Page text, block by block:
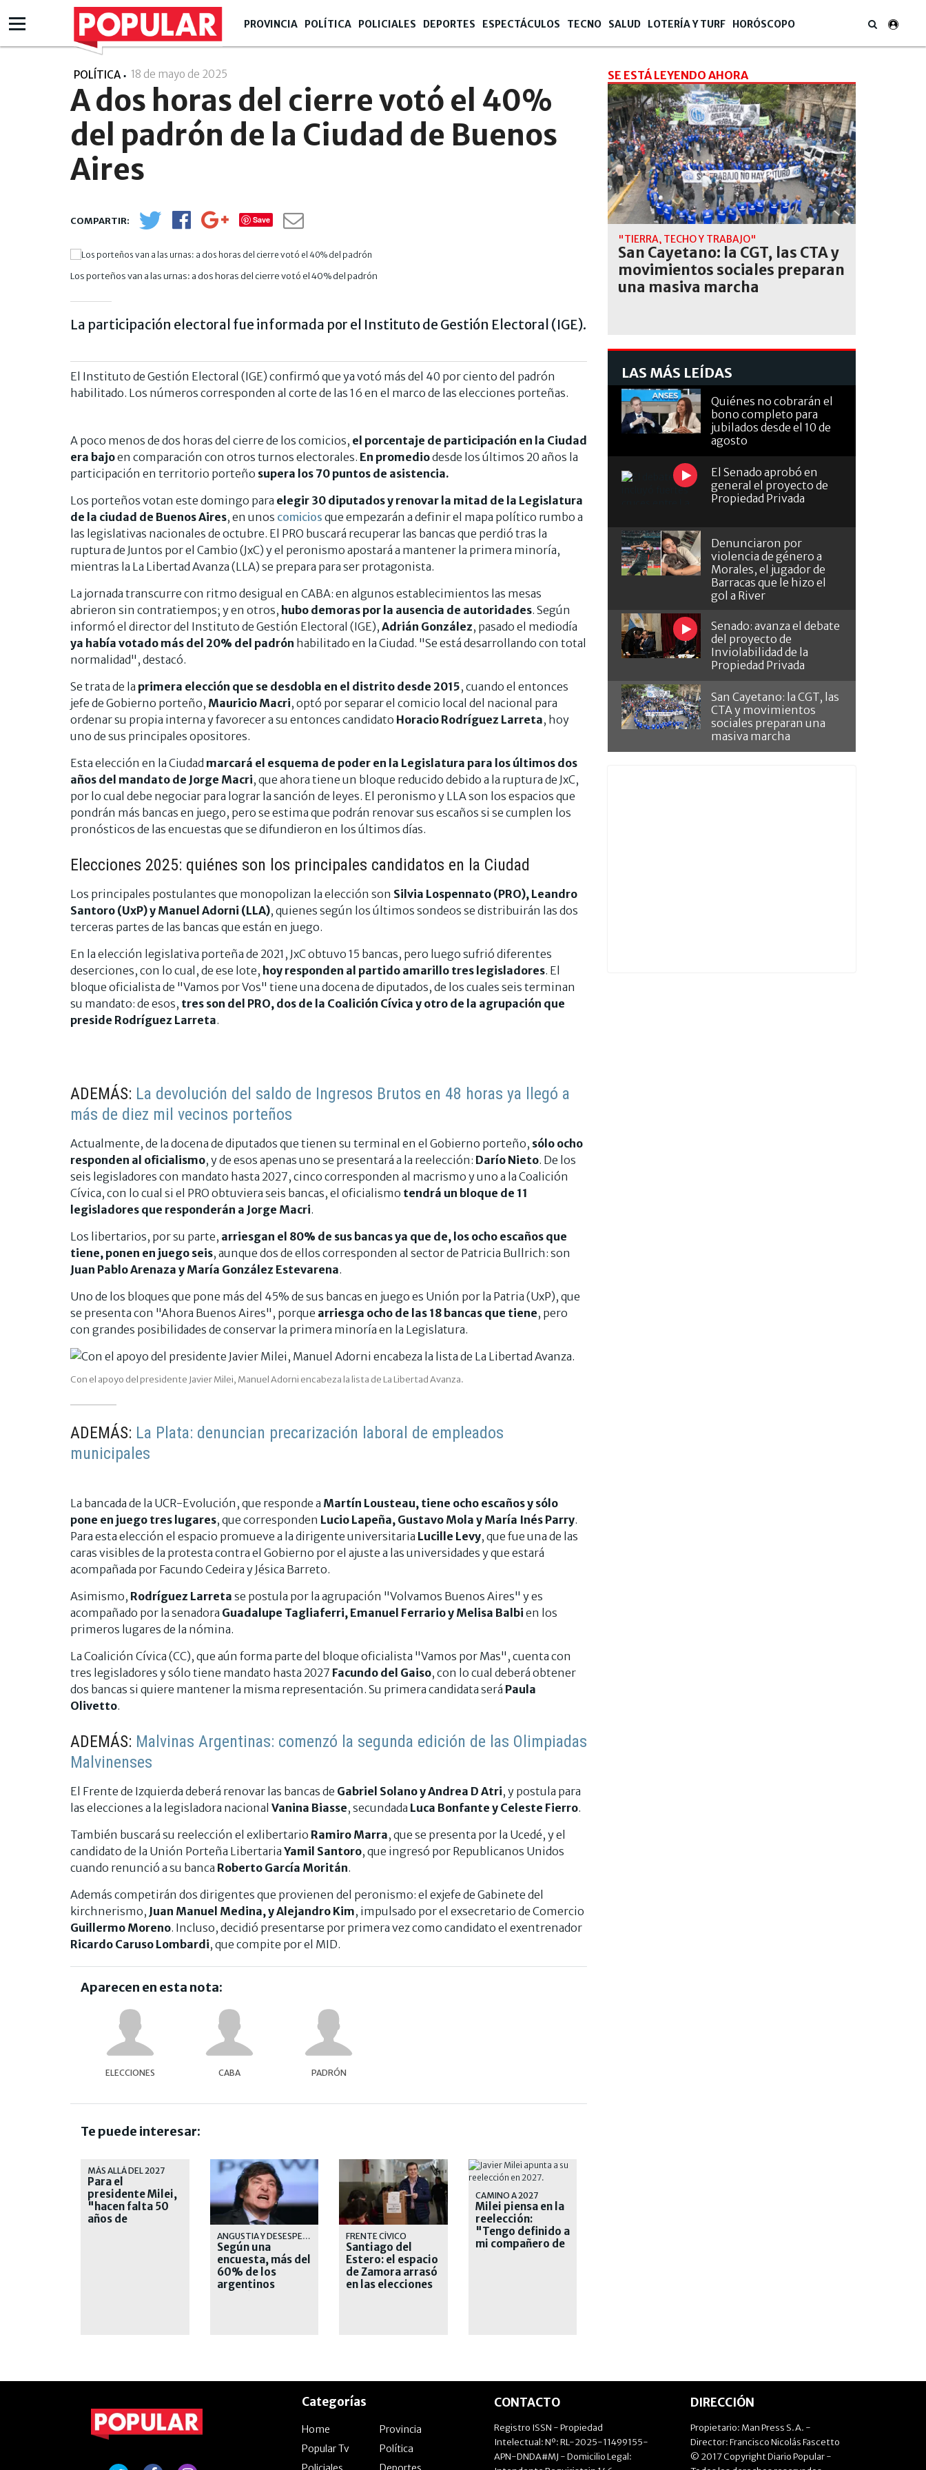
PROVINCIA POLÍTICA POLICIALES DEPORTES ESPECTÁCULOS TECNO SALUD LOTERÍA Y TURF HORÓSCOPO
POLÍTICA 18 de mayo de 2025
A dos horas del cierre votó el 40%
del padrón de la Ciudad de Buenos
Aires
Save
Los porteños van a las urnas: a dos horas del cierre votó el 40% del padrón
La participación electoral fue informada por el Instituto de Gestión Electoral (IGE).
El Instituto de Gestión Electoral (IGE) confirmó que ya votó más del 40 por ciento del padrón
habilitado. Los números corresponden al corte de las 16 en el marco de las elecciones porteñas.
A poco menos de dos horas del cierre de los comicios, el porcentaje de participación en la Ciudad
era bajoen comparación con otros turnos electorales. En promediodesde los últimos 20 años la
participación en territorio porteño supera los 70 puntos de asistencia.
Los porteños votan este domingo para elegir 30 diputados y renovar la mitad de la Legislatura
de la ciudad de Buenos Aires, en unos comicios que empezarán a definir el mapa político rumbo a
las legislativas nacionales de octubre. El PRO buscará recuperar las bancas que perdió tras la
ruptura de Juntos por el Cambio (JxC) y el peronismo apostará a mantener la primera minoría,
mientras la La Libertad Avanza (LLA) se prepara para ser protagonista.
La jornada transcurre con ritmo desigual en CABA: en algunos establecimientos las mesas
abrieron sin contratiempos; y en otros, hubo demoras por la ausencia de autoridades. Según
informó el director del Instituto de Gestión Electoral (IGE), Adrián González, pasado el mediodía
ya había votado más del 20% del padrón habilitado en la Ciudad. "Se está desarrollando con total
normalidad", destacó.
Se trata de la primera elección que se desdobla en el distrito desde 2015, cuando el entonces
jefe de Gobierno porteño, Mauricio Macri, optó por separar el comicio local del nacional para
ordenar su propia interna y favorecer a su entonces candidato Horacio Rodríguez Larreta, hoy
uno de sus principales opositores.
Esta elección en la Ciudad marcará el esquema de poder en la Legislatura para los últimos dos
años del mandato de Jorge Macri, que ahora tiene un bloque reducido debido a la ruptura de JxC,
por lo cual debe negociar para lograr la sanción de leyes. El peronismo y LLA son los espacios que
pondrán más bancas en juego, pero se estima que podrán renovar sus escaños si se cumplen los
pronósticos de las encuestas que se difundieron en los últimos días.
Elecciones 2025: quiénes son los principales candidatos en la Ciudad
Los principales postulantes que monopolizan la elección son Silvia Lospennato (PRO), Leandro
Santoro (UxP) y Manuel Adorni (LLA), quienes según los últimos sondeos se distribuirán las dos
terceras partes de las bancas que están en juego.
En la elección legislativa porteña de 2021, JxC obtuvo 15 bancas, pero luego sufrió diferentes
deserciones, con lo cual, de ese lote, hoy responden al partido amarillo tres legisladores. El
bloque oficialista de "Vamos por Vos" tiene una docena de diputados, de los cuales seis terminan
su mandato: de esos, tres son del PRO, dos de la Coalición Cívica y otro de la agrupación que
preside Rodríguez Larreta.
ADEMÁS: La devolución del saldo de Ingresos Brutos en 48 horas ya llegó a
más de diez mil vecinos porteños
Actualmente, de la docena de diputados que tienen su terminal en el Gobierno porteño, sólo ocho
responden al oficialismo, y de esos apenas uno se presentará a la reelección: Darío Nieto. De los
seis legisladores con mandato hasta 2027, cinco corresponden al macrismo y uno a la Coalición
Cívica, con lo cual si el PRO obtuviera seis bancas, el oficialismo tendrá un bloque de 11
legisladores que responderán a Jorge Macri.
Los libertarios, por su parte, arriesgan el 80% de sus bancas ya que de, los ocho escaños que
tiene, ponen en juego seis, aunque dos de ellos corresponden al sector de Patricia Bullrich: son
Juan Pablo Arenaza y María González Estevarena.
Uno de los bloques que pone más del 45% de sus bancas en juego es Unión por la Patria (UxP), que
se presenta con "Ahora Buenos Aires", porque arriesga ocho de las 18 bancas que tiene, pero
con grandes posibilidades de conservar la primera minoría en la Legislatura.
Con el apoyo del presidente Javier Milei, Manuel Adorni encabeza la lista de La Libertad Avanza.
ADEMÁS: La Plata: denuncian precarización laboral de empleados
municipales
La bancada de la UCR-Evolución, que responde a Martín Lousteau, tiene ocho escaños y sólo
pone en juego tres lugares, que corresponden Lucio Lapeña, Gustavo Mola y María Inés Parry.
Para esta elección el espacio promueve a la dirigente universitaria Lucille Levy, que fue una de las
caras visibles de la protesta contra el Gobierno por el ajuste a las universidades y que estará
acompañada por Facundo Cedeira y Jésica Barreto.
Asimismo, Rodríguez Larreta se postula por la agrupación "Volvamos Buenos Aires" y es
acompañado por la senadora Guadalupe Tagliaferri, Emanuel Ferrario y Melisa Balbi en los
primeros lugares de la nómina.
La Coalición Cívica (CC), que aún forma parte del bloque oficialista "Vamos por Mas", cuenta con
tres legisladores y sólo tiene mandato hasta 2027 Facundo del Gaiso, con lo cual deberá obtener
dos bancas si quiere mantener la misma representación. Su primera candidata será Paula
Olivetto.
ADEMÁS: Malvinas Argentinas: comenzó la segunda edición de las Olimpiadas
Malvinenses
El Frente de Izquierda deberá renovar las bancas de Gabriel Solano y Andrea D Atri, y postula para
las elecciones a la legisladora nacional Vanina Biasse, secundada Luca Bonfante y Celeste Fierro.
También buscará su reelección el exlibertario Ramiro Marra, que se presenta por la Ucedé, y el
candidato de la Unión Porteña Libertaria Yamil Santoro, que ingresó por Republicanos Unidos
cuando renunció a su banca Roberto García Moritán.
Además competirán dos dirigentes que provienen del peronismo: el exjefe de Gabinete del
kirchnerismo, Juan Manuel Medina, y Alejandro Kim, impulsado por el exsecretario de Comercio
Guillermo Moreno. Incluso, decidió presentarse por primera vez como candidato el exentrenador
Ricardo Caruso Lombardi, que compite por el MID.
Aparecen en esta nota:
ELECCIONES CABA PADRÓN
Te puede interesar:
MÁS ALLÁ DEL 2027
Para el
presidente Milei,
"hacen falta 50
años de
ANGUSTIA Y DESESPERANZA
Según una
encuesta, más del
60% de los
argentinos
FRENTE CÍVICO
Santiago del
Estero: el espacio
de Zamora arrasó
en las elecciones
CAMINO A 2027
Milei piensa en la
reelección:
"Tengo definido a
mi compañero de
SE ESTÁ LEYENDO AHORA
"TIERRA, TECHO Y TRABAJO"
San Cayetano: la CGT, las CTA y
movimientos sociales preparan
una masiva marcha
LAS MÁS LEÍDAS
Quiénes no cobrarán el
bono completo para
jubilados desde el 10 de
agosto
El Senado aprobó en
general el proyecto de
Propiedad Privada
Denunciaron por
violencia de género a
Morales, el jugador de
Barracas que le hizo el
gol a River
Senado: avanza el debate
del proyecto de
Inviolabilidad de la
Propiedad Privada
San Cayetano: la CGT, las
CTA y movimientos
sociales preparan una
masiva marcha
Categorías
Home
Provincia
Popular Tv
Política
CONTACTO
Registro ISSN - Propiedad
Intelectual: Nº: RL-2025-11499155-
APN-DNDA#MJ - Domicilio Legal:
DIRECCIÓN
Propietario: Man Press S.A. -
Director: Francisco Nicolás Fascetto
© 2017 Copyright Diario Popular -